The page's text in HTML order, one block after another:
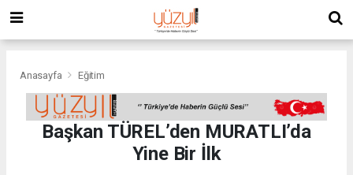
Anasayfa Eğitim
Başkan TÜREL’den MURATLI’da
Yine Bir İlk